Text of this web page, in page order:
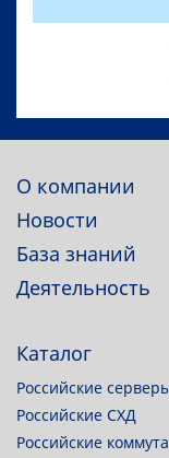
О компании
Новости
База знаний
Деятельность
Каталог
Российские
Российские СХД
Российские